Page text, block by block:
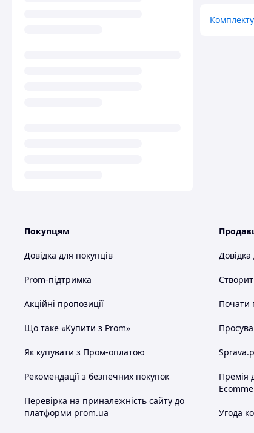
Покупцям
Довідка для покупців
Prom-підтримка
Акційні пропозиції
Що таке «Купити з Prom»
Як купувати з Пром-оплатою
Рекомендації з безпечних покупок
Перевірка на приналежність сайту до
платформи prom.ua
Почати
Премія
Угода